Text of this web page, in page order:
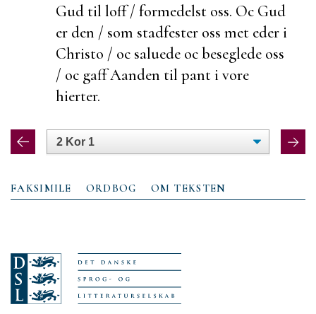
Gud til loff / formedelst oss. Oc Gud
er den / som stadfester oss met eder i
Christo / oc saluede ocbeseglede oss
/ oc gaff Aanden til pant i vore
hierter.
FAKSIMILE ORDBOG OM TEKSTEN